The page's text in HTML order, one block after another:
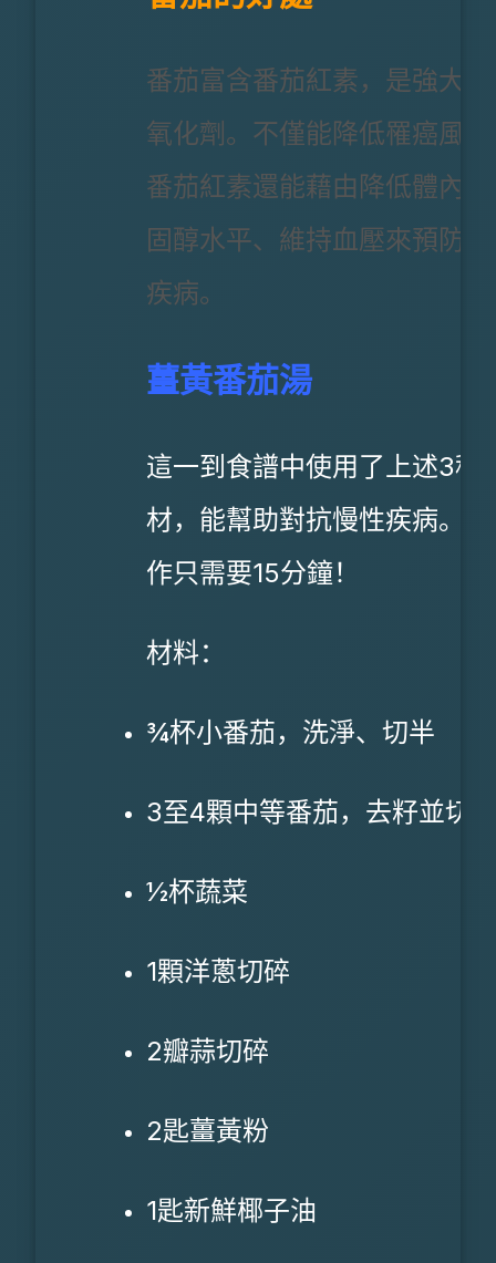
番茄富含番茄紅素，是強大
氧化劑。不僅能降低罹癌風
番茄紅素還能藉由降低體內
固醇水平、維持血壓來預防
疾病。
薑黃番茄湯
這一到食譜中使用了上述3種
材，能幫助對抗慢性疾病。
作只需要15分鐘！
材料：
¾杯小番茄，洗淨、切半
3至4顆中等番茄，去籽並切
½杯蔬菜
1顆洋蔥切碎
2瓣蒜切碎
2匙薑黃粉
1匙新鮮椰子油